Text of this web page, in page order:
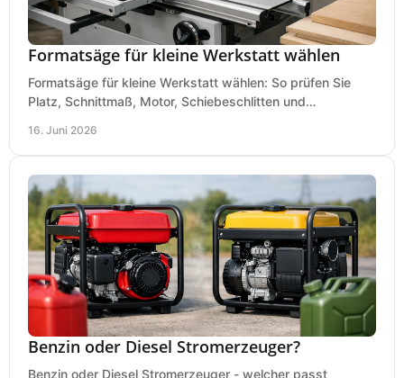
Formatsäge für kleine Werkstatt wählen
Formatsäge für kleine Werkstatt wählen: So prüfen Sie
Platz, Schnittmaß, Motor, Schiebeschlitten und
16. Juni 2026
Benzin oder Diesel Stromerzeuger?
Benzin oder Diesel Stromerzeuger - welcher passt